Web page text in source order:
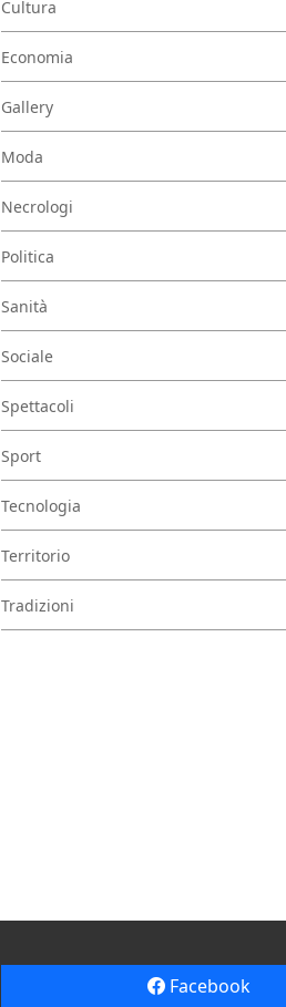
Cultura
Economia
Gallery
Moda
Necrologi
Politica
Sanità
Sociale
Spettacoli
Sport
Tecnologia
Territorio
Tradizioni
Facebook